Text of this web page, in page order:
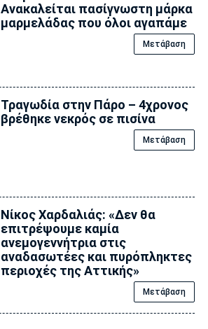
Ανακαλείται πασίγνωστη μάρκα
μαρμελάδας που όλοι αγαπάμε
Μετάβαση
Τραγωδία στην Πάρο – 4χρονος
βρέθηκε νεκρός σε πισίνα
Μετάβαση
Νίκος Χαρδαλιάς: «Δεν θα
επιτρέψουμε καμία
ανεμογεννήτρια στις
αναδασωτέες και πυρόπληκτες
περιοχές της Αττικής»
Μετάβαση